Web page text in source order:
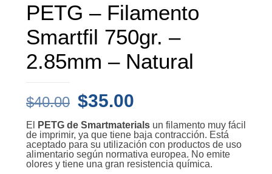
PETG – Filamento
Smartfil 750gr. –
2.85mm – Natural
$40.00 $35.00
El PETG de Smartmaterials un filamento muy fácil
de imprimir, ya que tiene baja contracción. Está
aceptado para su utilización con productos de uso
alimentario según normativa europea. No emite
olores y tiene una gran resistencia química.